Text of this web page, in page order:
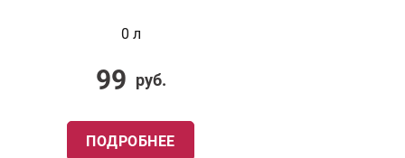
0 л
99 руб.
ПОДРОБНЕЕ